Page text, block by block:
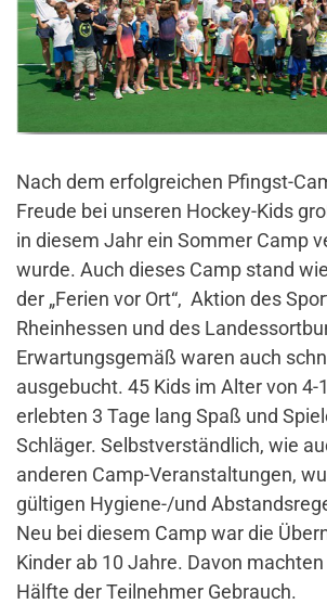
Nach dem erfolgreichen Pfingst-
Freude bei unseren Hockey-Kids
in diesem Jahr ein Sommer Camp
wurde. Auch dieses Camp stand
der „Ferien vor Ort“, Aktion des
Rheinhessen und des
Erwartungsgemäß waren auch
ausgebucht. 45 Kids im Alter von 4-
erlebten 3 Tage lang Spaß und
Schläger. Selbstverständlich, wie
anderen Camp-Veranstaltungen,
gültigen Hygiene-/und
Neu bei diesem Camp war die
Kinder ab 10 Jahre. Davon
Hälfte der Teilnehmer Gebrauch.